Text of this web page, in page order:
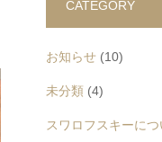
CATEGORY
お知らせ (10)
未分類 (4)
スワロフスキーにつ